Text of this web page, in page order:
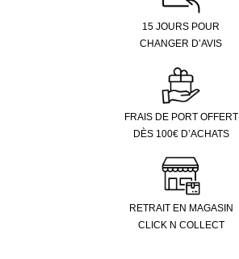
15 JOURS POUR
CHANGER D’AVIS
FRAIS DE PORT OFFERT
DÈS 100€ D’ACHATS
RETRAIT EN MAGASIN
CLICK N COLLECT